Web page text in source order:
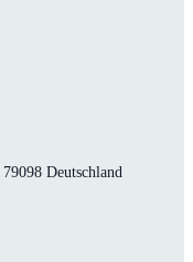
79098 Deutschland